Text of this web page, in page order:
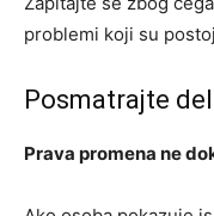
problemi koji su
Posmatrajte
Prava promena ne